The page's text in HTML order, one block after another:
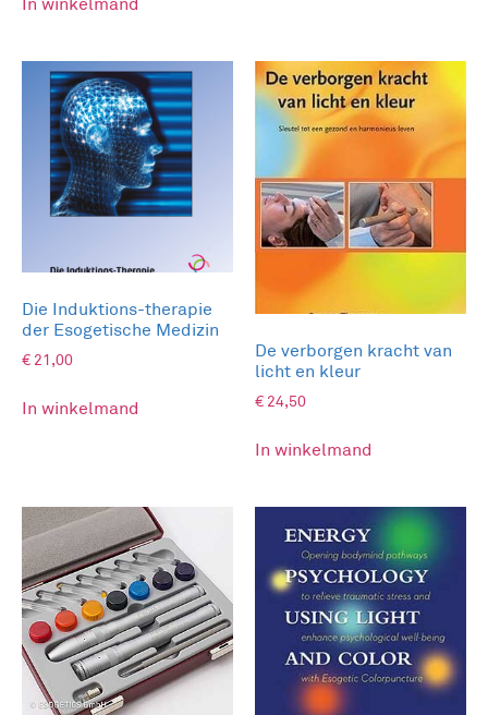
Die Induktions-therapie
der Esogetische Medizin
€ 21,00
In winkelmand
De verborgen kracht van
licht en kleur
€ 24,50
In winkelmand